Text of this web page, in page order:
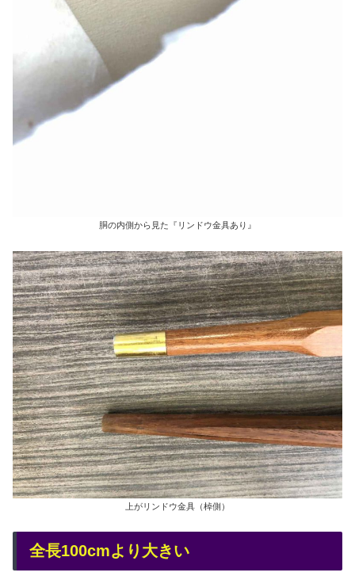
胴の内側から見た『リンドウ金具あり』
上がリンドウ金具（棹側）
全長100cmより大きい